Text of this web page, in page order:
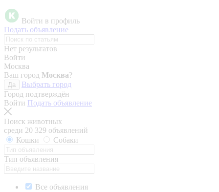
Войти в профиль
Подать объявление
Нет результатов
Войти
Москва
Ваш город Москва?
Да
Выбрать город
Город подтверждён
Войти Подать объявление
Поиск животных
среди 20 329 объявлений
Кошки
Собаки
Тип объявления
Все объявления